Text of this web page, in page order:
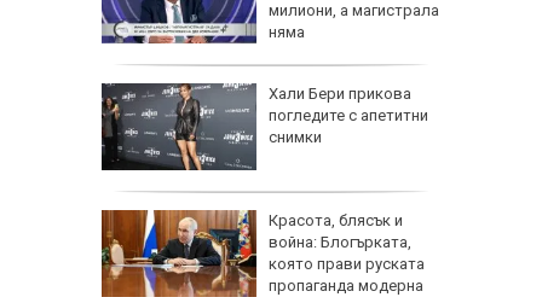
милиони, а магистрала
няма
Хали Бери прикова
погледите с апетитни
снимки
Красота, блясък и
война: Блогърката,
която прави руската
пропаганда модерна